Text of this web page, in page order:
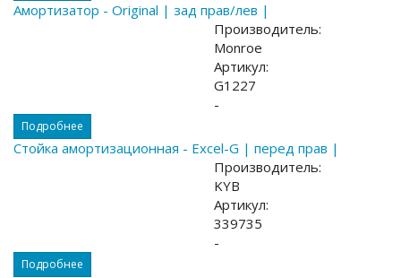
Амортизатор - Original | зад прав/лев |
Производитель:
Monroe
Артикул:
G1227
-
Подробнее
Стойка амортизационная - Excel-G | перед прав |
Производитель:
KYB
Артикул:
339735
-
Подробнее